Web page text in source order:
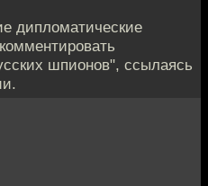
дипломатические
шпионов", ссылаясь